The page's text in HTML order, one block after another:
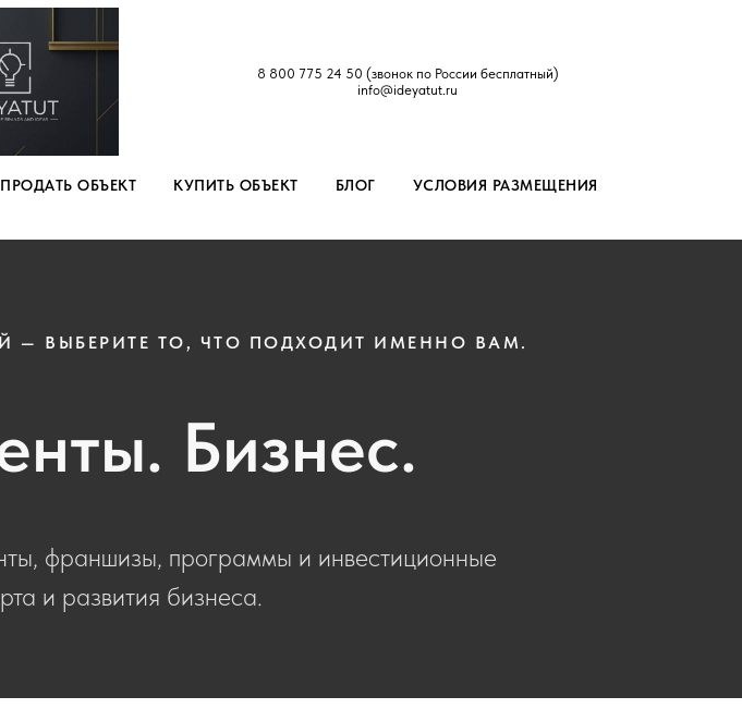
8 800 775 24 50 (звонок по России бесплатный)
info@ideyatut.ru
ПРОДАТЬ ОБЪЕКТ КУПИТЬ ОБЪЕКТ БЛОГ УСЛОВИЯ РАЗМЕЩЕНИЯ
ВЫБЕРИТЕ ТО, ЧТО ПОДХОДИТ ИМЕННО ВАМ.
Бизнес.
франшизы, программы и инвестиционные
и развития бизнеса.